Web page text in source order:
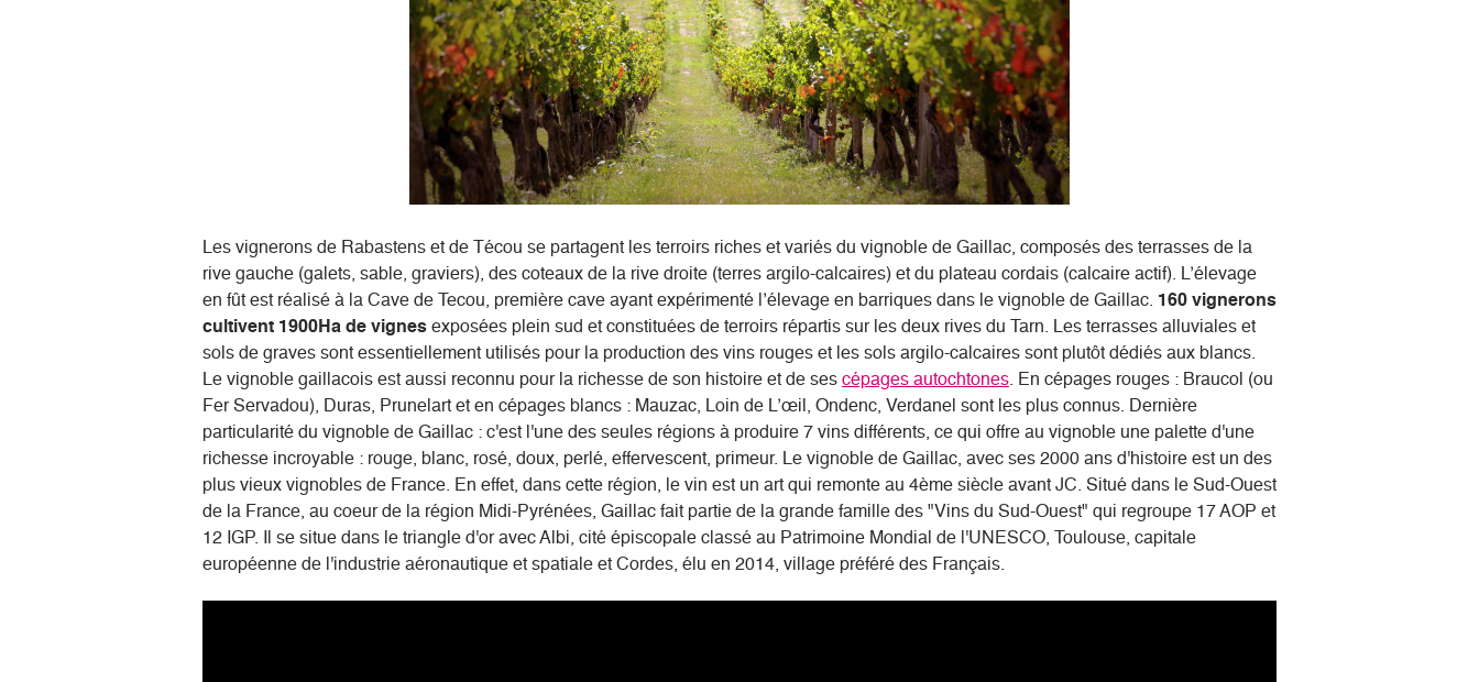
Les vignerons de Rabastens et de Técou se partagent les terroirs riches et variés du vignoble de Gaillac, composés des terrasses de la
rive gauche (galets, sable, graviers), des coteaux de la rive droite (terres argilo-calcaires) et du plateau cordais (calcaire actif). L’élevage
en fût est réalisé à la Cave de Tecou, première cave ayant expérimenté l’élevage en barriques dans le vignoble de Gaillac. 160 vignerons
cultivent 1900Ha de vignes exposées plein sud et constituées de terroirs répartis sur les deux rives du Tarn. Les terrasses alluviales et
sols de graves sont essentiellement utilisés pour la production des vins rouges et les sols argilo-calcaires sont plutôt dédiés aux blancs.
Le vignoble gaillacois est aussi reconnu pour la richesse de son histoire et de ses cépages autochtones. En cépages rouges : Braucol (ou
Fer Servadou), Duras, Prunelart et en cépages blancs : Mauzac, Loin de L’œil, Ondenc, Verdanel sont les plus connus. Dernière
particularité du vignoble de Gaillac : c'est l'une des seules régions à produire 7 vins différents, ce qui offre au vignoble une palette d'une
richesse incroyable : rouge, blanc, rosé, doux, perlé, effervescent, primeur. Le vignoble de Gaillac, avec ses 2000 ans d'histoire est un des
plus vieux vignobles de France. En effet, dans cette région, le vin est un art qui remonte au 4ème siècle avant JC. Situé dans le Sud-Ouest
de la France, au coeur de la région Midi-Pyrénées, Gaillac fait partie de la grande famille des "Vins du Sud-Ouest" qui regroupe 17 AOP et
12 IGP. Il se situe dans le triangle d'or avec Albi, cité épiscopale classé au Patrimoine Mondial de l'UNESCO, Toulouse, capitale
européenne de l'industrie aéronautique et spatiale et Cordes, élu en 2014, village préféré des Français.